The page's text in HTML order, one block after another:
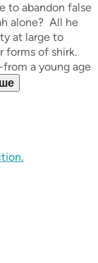
to abandon false
alone? All he
at large to
forms of shirk.
a young age